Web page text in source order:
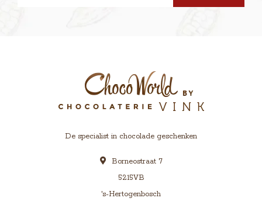
De specialist in chocolade geschenken
Borneostraat 7
5215VB
's-Hertogenbosch